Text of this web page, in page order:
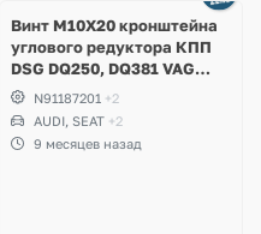
Винт M10X20 кронштейна
углового редуктора КПП
DSG DQ250, DQ381 VAG
Audi A3, S3, TT, TTS, Q2,
Volkswagen Golf 7.5 R,
Alltrack, Tiguan, Arteon,
Caddy, Skoda Kodiaq,
N91187201 +2
AUDI, SEAT +2
9 месяцев назад